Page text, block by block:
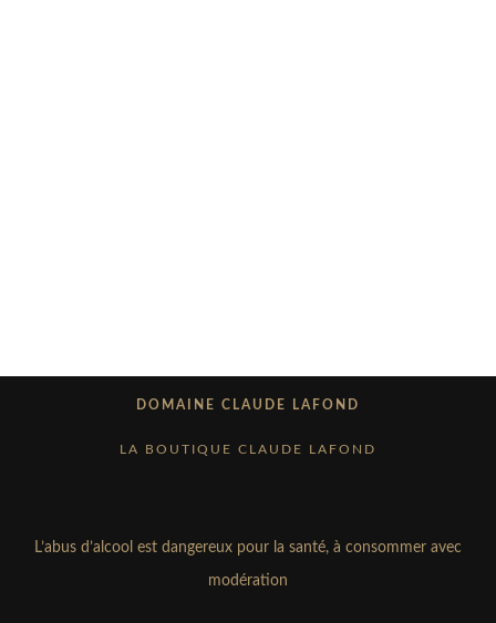
rosé
10,00€
Blanc
10,00
DOMAINE CLAUDE LAFOND
LA BOUTIQUE CLAUDE LAFOND
L’abus d’alcool est dangereux pour la santé, à consommer avec
modération